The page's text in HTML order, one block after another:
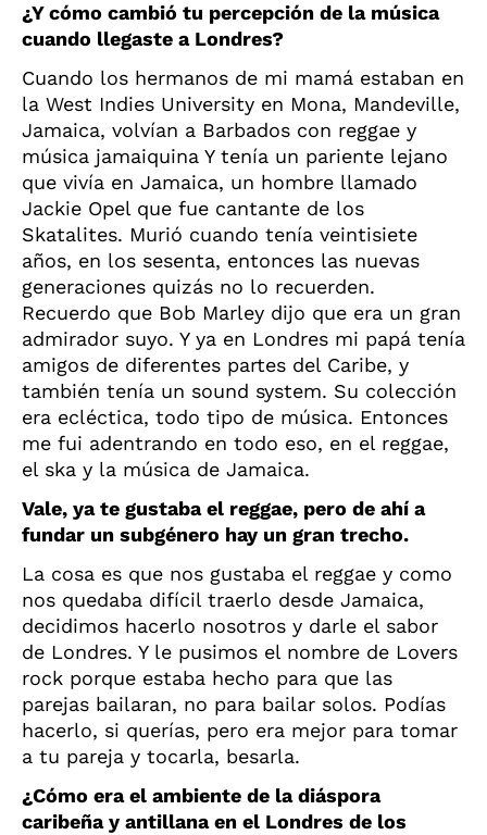
¿Y cómo cambió tu percepción de la música
cuando llegaste a Londres?
Cuando los hermanos de mi mamá estaban en
la West Indies University en Mona, Mandeville,
Jamaica, volvían a Barbados con reggae y
música jamaiquina Y tenía un pariente lejano
que vivía en Jamaica, un hombre llamado
Jackie Opel que fue cantante de los
Skatalites. Murió cuando tenía veintisiete
años, en los sesenta, entonces las nuevas
generaciones quizás no lo recuerden.
Recuerdo que Bob Marley dijo que era un gran
admirador suyo. Y ya en Londres mi papá tenía
amigos de diferentes partes del Caribe, y
también tenía un sound system. Su colección
era ecléctica, todo tipo de música. Entonces
me fui adentrando en todo eso, en el reggae,
el ska y la música de Jamaica.
Vale, ya te gustaba el reggae, pero de ahí a
fundar un subgénero hay un gran trecho.
La cosa es que nos gustaba el reggae y como
nos quedaba difícil traerlo desde Jamaica,
decidimos hacerlo nosotros y darle el sabor
de Londres. Y le pusimos el nombre de Lovers
rock porque estaba hecho para que las
parejas bailaran, no para bailar solos. Podías
hacerlo, si querías, pero era mejor para tomar
a tu pareja y tocarla, besarla.
¿Cómo era el ambiente de la diáspora
caribeña y antillana en el Londres de los